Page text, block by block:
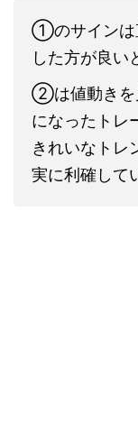
①のサインは
した方が良い
②は値動きを
になったトレ
きれいなトレ
実に利確して